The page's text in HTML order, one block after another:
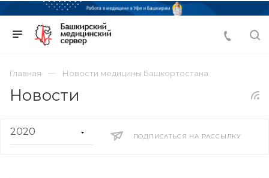
Главная Новости медицины Башкортостана
Новости
ПОДПИСАТЬСЯ НА РАССЫЛКУ